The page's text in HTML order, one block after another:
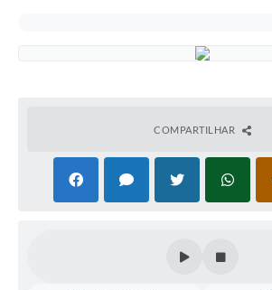
COMPARTILHAR